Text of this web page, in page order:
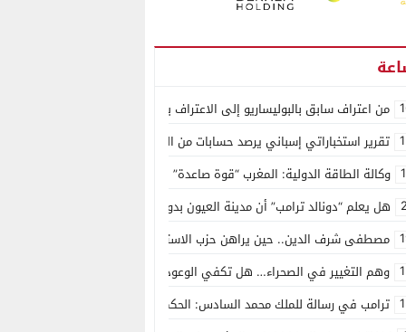
من اعتراف سابق بالبوليساريو إلى الاعتراف بسيادة المغرب على الصحراء..
تقرير استخباراتي إسباني يرصد حسابات من الجزائر وأرقاما بـ”213+” ضمن حملة رقمية منظمة حرّضت على اقتحام سبتة
وكالة الطاقة الدولية: المغرب “قوة صاعدة” في سوق المعادن الاستراتيجية
هل يعلم “دونالد ترامب” أن مدينة العيون بدون ماء؟
مصطفى شرف الدين.. حين يراهن حزب الاستقلال على الكفاءة ويمنح الشباب
وهم التغيير في الصحراء… هل تكفي الوعود الفارغة لصناعة الواقع؟
ترامب في رسالة للملك محمد السادس: الحكم الذاتي هو الأساس الوحيد لحل